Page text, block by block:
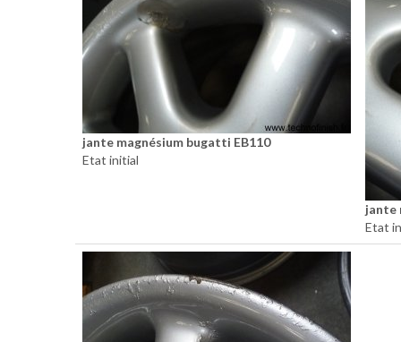
jante magnésium bugatti EB110
Etat initial
jante
Etat